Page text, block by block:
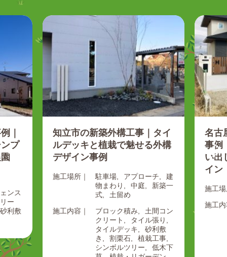
｜
プ
ンス
ー
砂利敷
知立市の新築外構工事｜タイ
ルデッキと植栽で魅せる外構
デザイン事例
施工場所｜ 駐車場 アプローチ
建
物まわり
中庭
新築一
式
土留め
施工内容｜
ブロック積み
土間コン
クリート
タイル張り
タイルデッキ
砂利敷
き
割栗石
植栽工事
シンボルツリー
低木下
名古
事例
い出
イン
施工
施工